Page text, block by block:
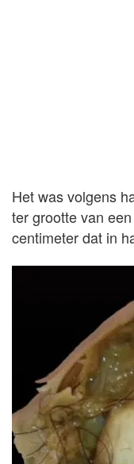
Het was volgens
ter grootte van
centimeter dat in